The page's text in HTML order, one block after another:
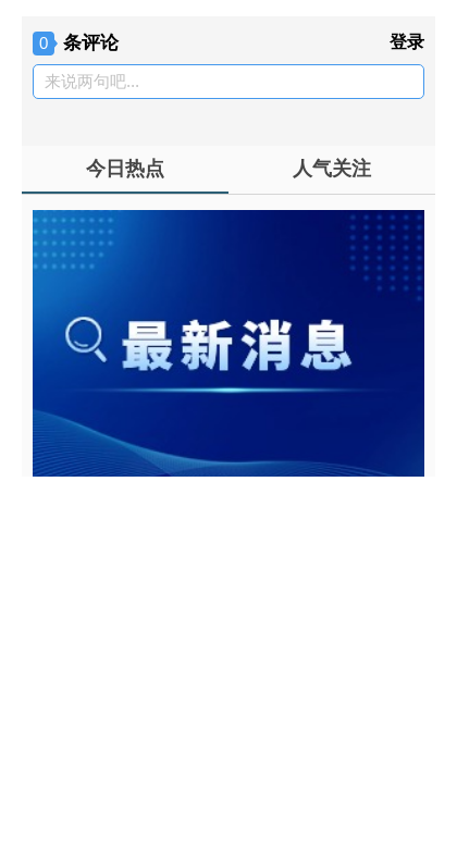
0 条评论 登录
来说两句吧...
今日热点 人气关注